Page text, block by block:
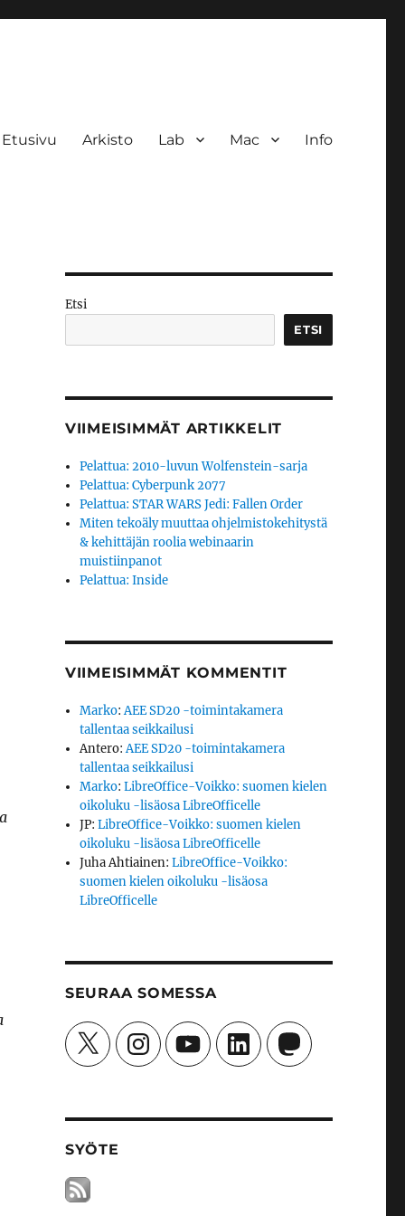
Etusivu Arkisto Lab Mac Info
Etsi
ETSI
VIIMEISIMMÄT ARTIKKELIT
Pelattua: 2010-luvun Wolfenstein-sarja
Pelattua: Cyberpunk 2077
Pelattua: STAR WARS Jedi: Fallen Order
Miten tekoäly muuttaa ohjelmistokehitystä
& kehittäjän roolia webinaarin
muistiinpanot
Pelattua: Inside
VIIMEISIMMÄT KOMMENTIT
Marko:AEE SD20 -toimintakamera
tallentaa seikkailusi
Antero:AEE SD20 -toimintakamera
tallentaa seikkailusi
Marko:LibreOffice-Voikko: suomen kielen
oikoluku -lisäosa LibreOfficelle
JP:LibreOffice-Voikko: suomen kielen
oikoluku -lisäosa LibreOfficelle
Juha Ahtiainen:LibreOffice-Voikko:
suomen kielen oikoluku -lisäosa
LibreOfficelle
SEURAA SOMESSA
X InstagramYouTubeLinkedInMastodon
SYÖTE